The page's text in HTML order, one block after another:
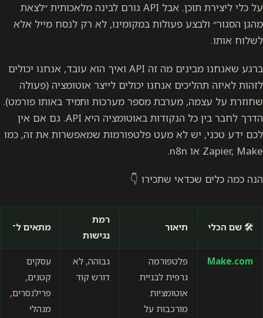
על כלי ליצירת תוכן. אבל API גורם לבינה מלאכותית ״לצאת
מהגן הסגור״ ולבצע פעולות במקומינו, לא רק לנסח מייל אלא
לשלוח אותו.
ברגע שאנחנו מבינים מה זה API ואיך הוא עובד, אנחנו יכולים
לזהות לאיזה תהליכים אנחנו יכולים לייצר אוטומציה (פעולה
שחוזרת על עצמה, מערבת מספר מערכות ותמיד באותו פורמט).
הדרך לחבר בין כל הנקודות באוטומציה היא API. גם אם אין
לכם ידע טכני, יש לא מעט פלטפורמות שמאפשרות את זה, כמו
Zapier, Make או n8n.
הנה כמה כלים שכדאי שתכירו 👇
🛠️ שם הכלי תיאור
רמת
נגישות
מתאים ל־
Make.com
פלטפורמה
גרפית לבניית
אוטומציות
מורכבות על
גבוהה, לא
דורש קוד
עסקים
קטנים,
פרילנסרים,
מנהלי